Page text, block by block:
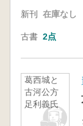
新刊 在庫なし
古書 2点
葛西城と
古河公方
足利義氏